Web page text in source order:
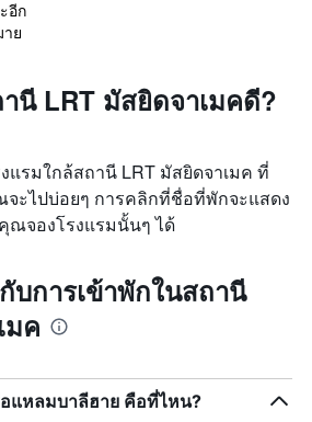
อีก
ย
นี LRT มัสยิดจาเมคดี?
แรมใกล้สถานี LRT มัสยิดจาเมค ที่
ะไปบ่อยๆ การคลิกที่ชื่อที่พักจะแสดง
ณจองโรงแรมนั้นๆ ได้
บการเข้าพักในสถานี
มค
อแหลมบาลีฮาย คือที่ไหน?